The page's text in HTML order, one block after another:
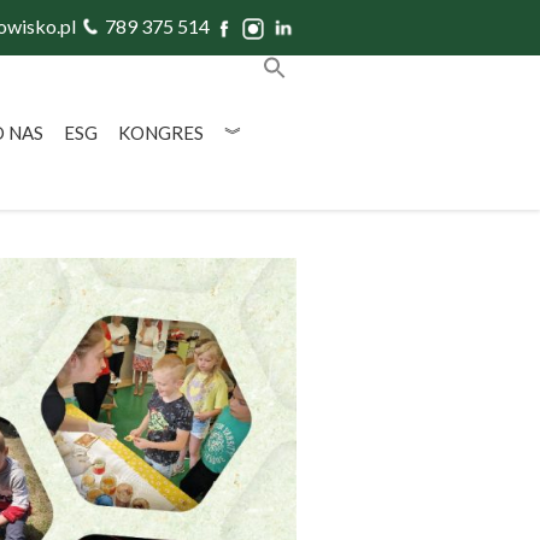
789 375 514
NAS ESG KONGRES ︾